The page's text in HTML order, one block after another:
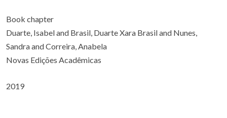
Book chapter
Duarte, Isabel and Brasil, Duarte Xara Brasil and Nunes,
Sandra and Correira, Anabela
Novas Edições Acadêmicas
2019